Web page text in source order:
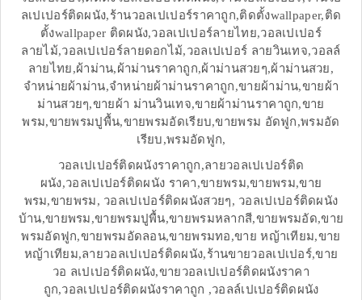
ลเปเปอร์ติดผนัง,ร้านวอลเปเปอร์ราคาถูก,ติดตั้งwallpaper,ติด
ตั้งwallpaper ติดผนัง,วอลเปเปอร์ลายไทย,วอลเปเปอร์
ลายไม้,วอลเปเปอร์ลายดอกไม้,วอลเปเปอร์ ลายวินเทจ,วอลล์
ลายไทย,ผ้าม่าน,ผ้าม่านราคาถูก,ผ้าม่านสวยๆ,ผ้าม่านสวย,
จำหน่ายผ้าม่าน,จำหน่ายผ้าม่านราคาถูก,ขายผ้าม่าน,ขายผ้า
ม่านสวยๆ,ขายผ้า ม่านวินเทจ,ขายผ้าม่านราคาถูก,ขาย
พรม,ขายพรมปูพื้น,ขายพรมอัดเรียบ,ขายพรม อัดฟูก,พรมอัด
เรียบ,พรมอัดฟูก,
วอลเปเปอร์ติดผนังราคาถูก,ลายวอลเปเปอร์ติด
ผนัง,วอลเปเปอร์ติดผนัง ราคา,ขายพรม,ขายพรม,ขาย
พรม,ขายพรม, วอลเปเปอร์ติดผนังสวยๆ, วอลเปเปอร์ติดผนัง
บ้าน,ขายพรม,ขายพรมปูพื้น,ขายพรมหลากสี,ขายพรมอัด,ขาย
พรมอัดฟูก,ขายพรมอัดลอน,ขายพรมทอ,ขาย หญ้าเทียม,ขาย
หญ้าเทียม,ลายวอลเปเปอร์ติดผนัง,ร้านขายวอลเปเปอร์,ขาย
วอ ลเปเปอร์ติดผนัง,ขายวอลเปเปอร์ติดผนังราคา
ถูก,วอลเปเปอร์ติดผนังราคาถูก ,วอลล์เปเปอร์ติดผนัง